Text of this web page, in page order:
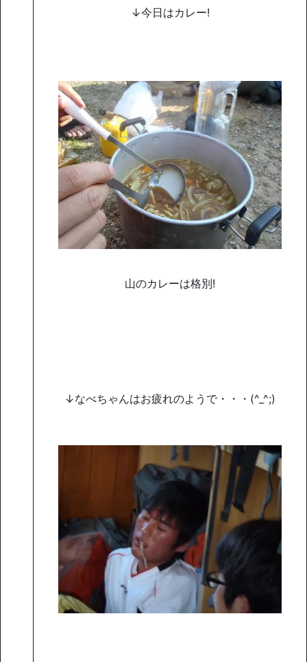
↓今日はカレー!
山のカレーは格別!
↓なべちゃんはお疲れのようで・・・(^_^;)